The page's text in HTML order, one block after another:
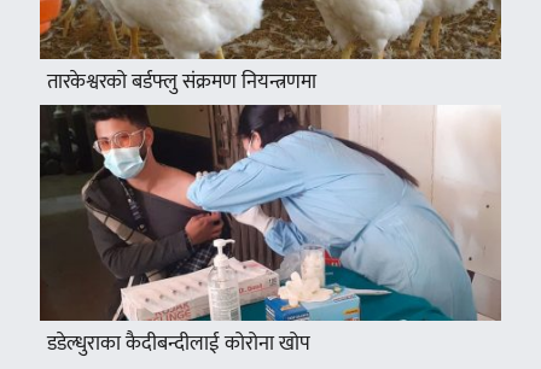
तारकेश्वरको बर्डफ्लु संक्रमण नियन्त्रणमा
डडेल्धुराका कैदीबन्दीलाई कोरोना खोप